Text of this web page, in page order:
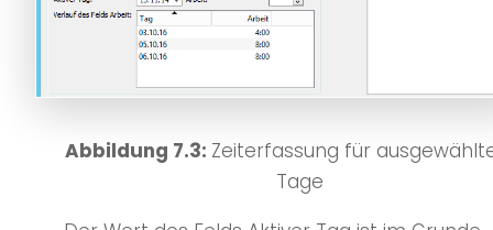
Abbildung 7.3: Zeiterfassung für
Tage